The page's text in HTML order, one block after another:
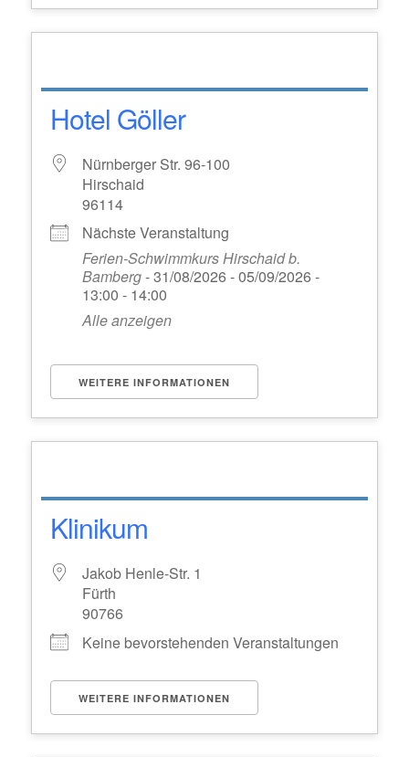
Hotel Göller
Nürnberger Str. 96-100
Hirschaid
96114
Nächste Veranstaltung
Ferien-Schwimmkurs Hirschaid b.
Bamberg- 31/08/2026 - 05/09/2026 -
13:00 - 14:00
Alle anzeigen
WEITERE INFORMATIONEN
Klinikum
Jakob Henle-Str. 1
Fürth
90766
Keine bevorstehenden Veranstaltungen
WEITERE INFORMATIONEN